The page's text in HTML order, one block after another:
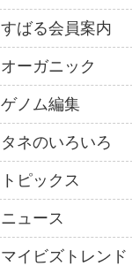
すばる会員案内
オーガニック
ゲノム編集
タネのいろいろ
トピックス
ニュース
マイビズトレンド